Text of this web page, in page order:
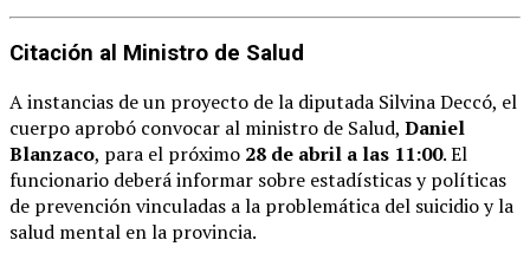
Citación al Ministro de Salud
A instancias de un proyecto de la diputada Silvina Deccó, el
cuerpo aprobó convocar al ministro de Salud, Daniel
Blanzaco, para el próximo 28 de abril a las 11:00. El
funcionario deberá informar sobre estadísticas y políticas
de prevención vinculadas a la problemática del suicidio y la
salud mental en la provincia.